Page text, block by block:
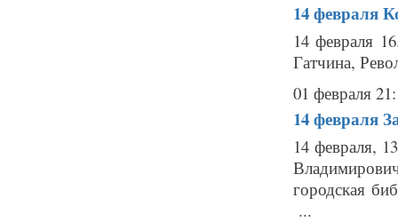
14 февраля
14 февраля
Гатчина,
01 февраля
14 февраля
14 февраля,
городская
...